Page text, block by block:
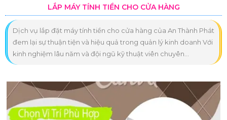
LẮP MÁY TÍNH TIỀN CHO CỬA HÀNG
Dịch vụ lắp đặt máy tính tiền cho cửa hàng của An Thành Phát
đem lại sự thuận tiện và hiệu quả trong quản lý kinh doanh Với
kinh nghiệm lâu năm và đội ngũ kỹ thuật viên chuyên...